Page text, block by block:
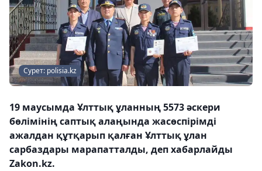
Сурет: polisia.kz
19 маусымда Ұлттық ұланның 5573 әскери
бөлімінің саптық алаңында жасөспірімді
ажалдан құтқарып қалған Ұлттық ұлан
сарбаздары марапатталды, деп хабарлайды
Zakon.kz.